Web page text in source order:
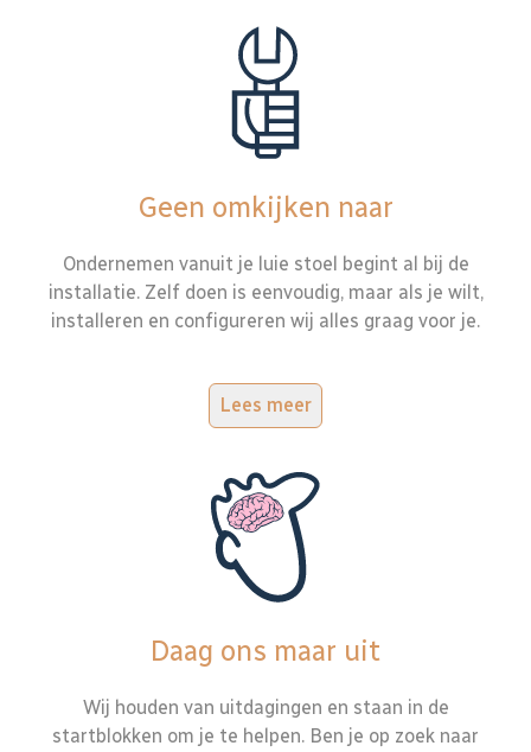
Geen omkijken naar
Ondernemen vanuit je luie stoel begint al bij de
installatie. Zelf doen is eenvoudig, maar als je wilt,
installeren en configureren wij alles graag voor je.
Lees meer
Daag ons maar uit
Wij houden van uitdagingen en staan in de
startblokken om je te helpen. Ben je op zoek naar